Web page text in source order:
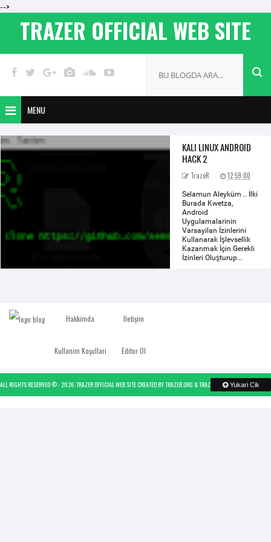
-->
TRAZER OFFICIAL WEB SITE
MENU
KALI LINUX ANDROID
HACK 2
TrazeR 12:59:00
Selamun Aleyküm .. İlki
Burada Kwetza,
Android
Uygulamalarinin
Varsayilan İzinlerini
Kullanarak İşlevsellik
Kazanmak İçin Gerekli
İzinleri Oluşturup...
Hakkimda İletişim
Kullanim Koşullari Editor Ol
ALL RIGHTS RESERVED © - 2026.TRAZER OFFICIAL WEB SITECREATED BYTRAZER.ORG &TRAZER - POWERED BY TRAZER
Yukari Cik